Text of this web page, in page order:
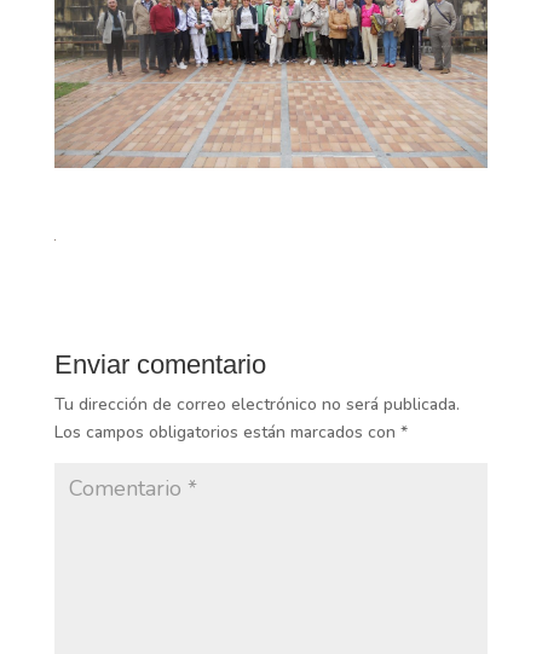
Enviar comentario
Tu dirección de correo electrónico no será publicada.
Los campos obligatorios están marcados con *